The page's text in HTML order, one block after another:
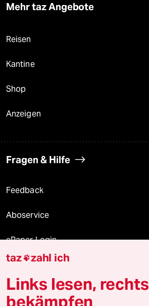
Mehr taz Angebote
Reisen
Kantine
Shop
Anzeigen
Fragen & Hilfe
Feedback
Aboservice
ePaper Login
Downloads für Abonnierende
taz zahl ich
Links lesen, rechts
bekämpfen